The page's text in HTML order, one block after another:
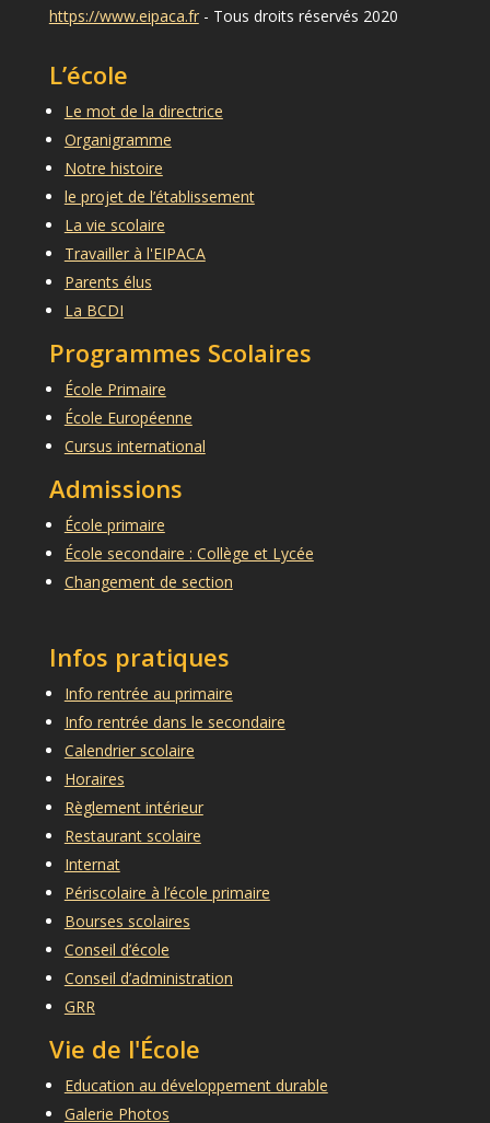
https://www.eipaca.fr- Tous droits réservés 2020
L’école
Le mot de la directrice
Organigramme
Notre histoire
le projet de l’établissement
La vie scolaire
Travailler à l'EIPACA
Parents élus
La BCDI
Programmes Scolaires
École Primaire
École Européenne
Cursus international
Admissions
École primaire
École secondaire : Collège et Lycée
Changement de section
Infos pratiques
Info rentrée au primaire
Info rentrée dans le secondaire
Calendrier scolaire
Horaires
Règlement intérieur
Restaurant scolaire
Internat
Périscolaire à l’école primaire
Bourses scolaires
Conseil d’école
Conseil d’administration
GRR
Vie de l'École
Education au développement durable
Galerie Photos